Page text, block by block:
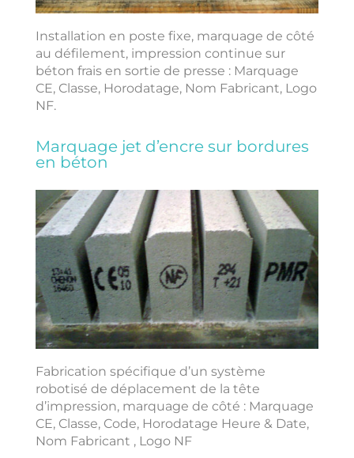
Installation en poste fixe, marquage de côté
au défilement, impression continue sur
béton frais en sortie de presse : Marquage
CE, Classe, Horodatage, Nom Fabricant, Logo
NF.
Marquage jet d’encre sur bordures
en béton
Fabrication spécifique d’un système
robotisé de déplacement de la tête
d’impression, marquage de côté : Marquage
CE, Classe, Code, Horodatage Heure & Date,
Nom Fabricant , Logo NF